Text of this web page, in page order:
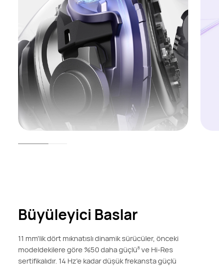
Büyüleyici Baslar
11 mm'lik dört mıknatıslı dinamik sürücüler, önceki
modeldekilere göre %50 daha güçlü8 ve Hi-Res
sertifikalıdır. 14 Hz'e kadar düşük frekansta güçlü